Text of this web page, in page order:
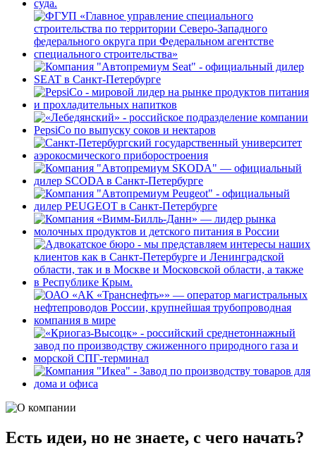
Есть идеи, но не знаете, с чего начать?